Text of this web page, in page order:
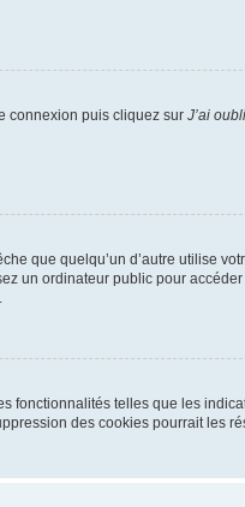
connexion puis cliquez sur J’ai
que quelqu’un d’autre utilise
un ordinateur public pour
fonctionnalités telles que les
des cookies pourrait les